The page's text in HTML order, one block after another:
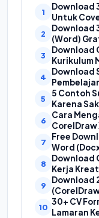
Download
Untuk
Cover
Download 30+ Template Sertifikat Docx
(Word)
Download
Kurikulum
Format
Download
(Doc) |
5 Contoh
Karena
Cara
CorelDraw
Free
Word
Cover
Proposal
Download
Kerja
Download
30+ CV
Lamaran